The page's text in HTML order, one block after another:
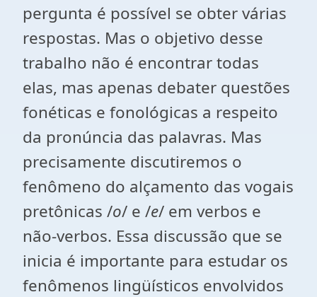
pergunta é possível se obter várias
respostas. Mas o objetivo desse
trabalho não é encontrar todas
elas, mas apenas debater questões
fonéticas e fonológicas a respeito
da pronúncia das palavras. Mas
precisamente discutiremos o
fenômeno do alçamento das vogais
pretônicas /o/ e /e/ em verbos e
não-verbos. Essa discussão que se
inicia é importante para estudar os
fenômenos lingüísticos envolvidos